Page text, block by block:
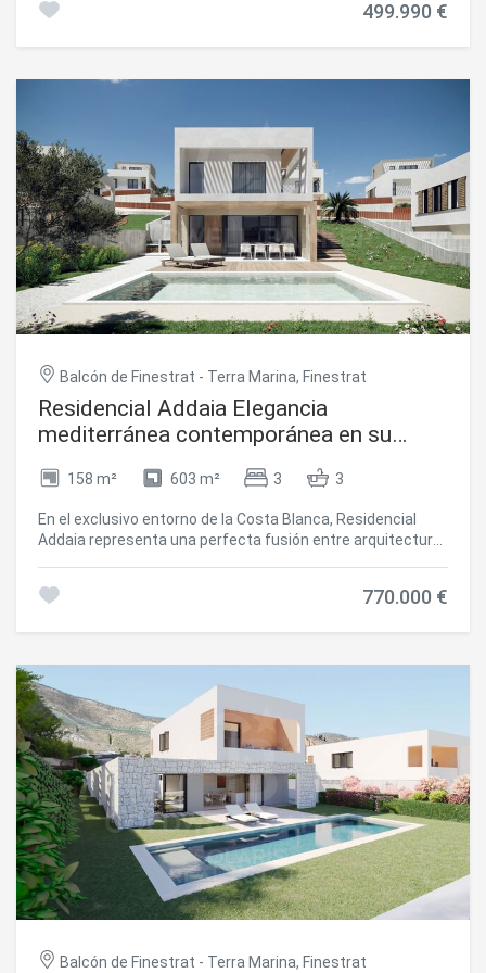
vacaciones o oportunidad de inversión. Una villa espaciosa
vida mediterránea en Jávea. #ref:CBS887
aproximadamente 124.000 m², ofreciendo privacidad
finca principal cuenta con alrededor de 500 m² construidos
transformar esta propiedad en una espectacular
residencia de lujo. La parcela ya dispone de pozo de agua
propio y conexión eléctrica, elementos esenciales para
facilitar cualquier proyecto de reforma. Ubicada a tan solo
20 minutos de Benissa y de la costa, esta propiedad
combina perfectamente naturaleza, privacidad y cercanía
a todos los servicios. Una propiedad excepcional para
quienes buscan autenticidad, espacio y vistas inolvidables
al mar. #ref:CBSJ884
499.990 €
Balcón de Finestrat - Terra Marina, Finestrat
Residencial Addaia Elegancia
mediterránea contemporánea en su
158 m² 603 m² 3 3
En el exclusivo entorno de la Costa Blanca, Residencial
Addaia representa una perfecta fusión entre arquitectura
concebida para ofrecer una experiencia residencial
crean espacios de absoluta armonía. Los interiores
destacan por sus amplios formatos porcelánicos efecto
piedra, acabados en tonos naturales y carpinterías de
líneas minimalistas que aportan continuidad visual y una
estética refinada. La cocina, auténtico corazón de la
vivienda, combina funcionalidad y diseño con encimeras
porcelánicas de alta gama, mobiliario en acabado visón,
iluminación LED cálida integrada y detalles
contemporáneos en negro mate que elevan el conjunto
con un carácter exclusivo. Los baños transmiten una
sensación de spa privado gracias a la combinación de
porcelánicos de gran formato, griferías empotradas en
negro, sanitarios suspendidos y duchas de diseño con
mantiene una esencia mediterránea depurada, con
770.000 €
Balcón de Finestrat - Terra Marina, Finestrat